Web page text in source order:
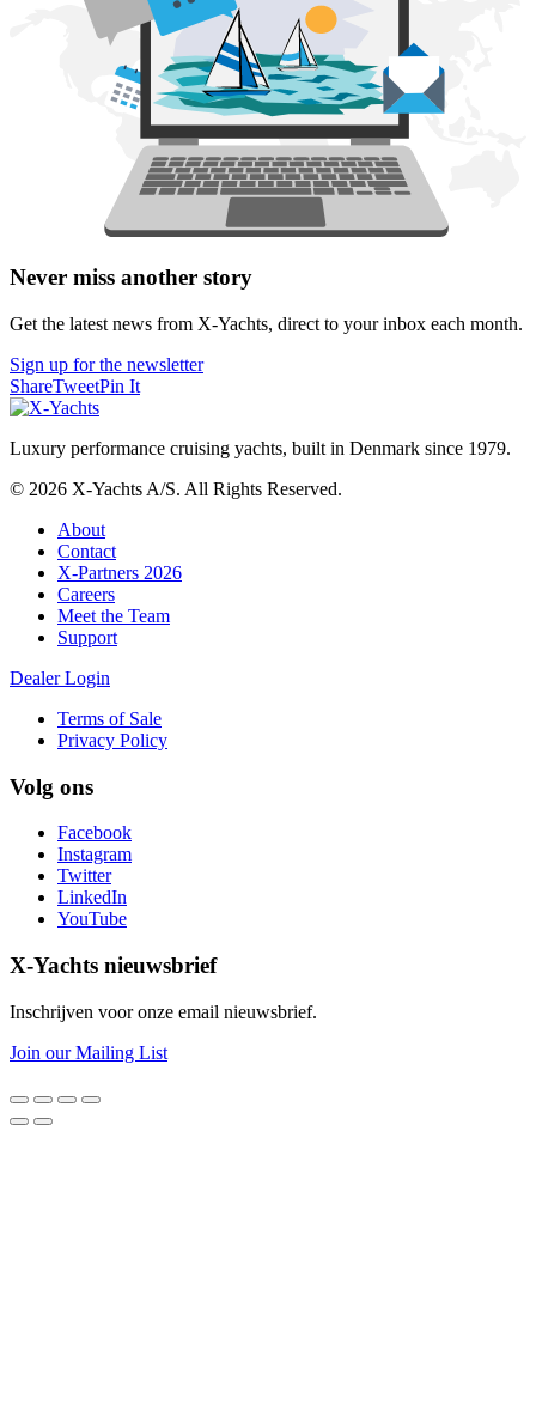
Never miss another story
Get the latest news from X-Yachts, direct to your inbox each month.
Sign up for the newsletter
ShareTweetPin It
Luxury performance cruising yachts, built in Denmark since 1979.
© 2026 X-Yachts A/S. All Rights Reserved.
About
Contact
X-Partners 2026
Careers
Meet the Team
Support
Dealer Login
Terms of Sale
Privacy Policy
Volg ons
Facebook
Instagram
Twitter
LinkedIn
YouTube
X-Yachts nieuwsbrief
Inschrijven voor onze email nieuwsbrief.
Join our Mailing List